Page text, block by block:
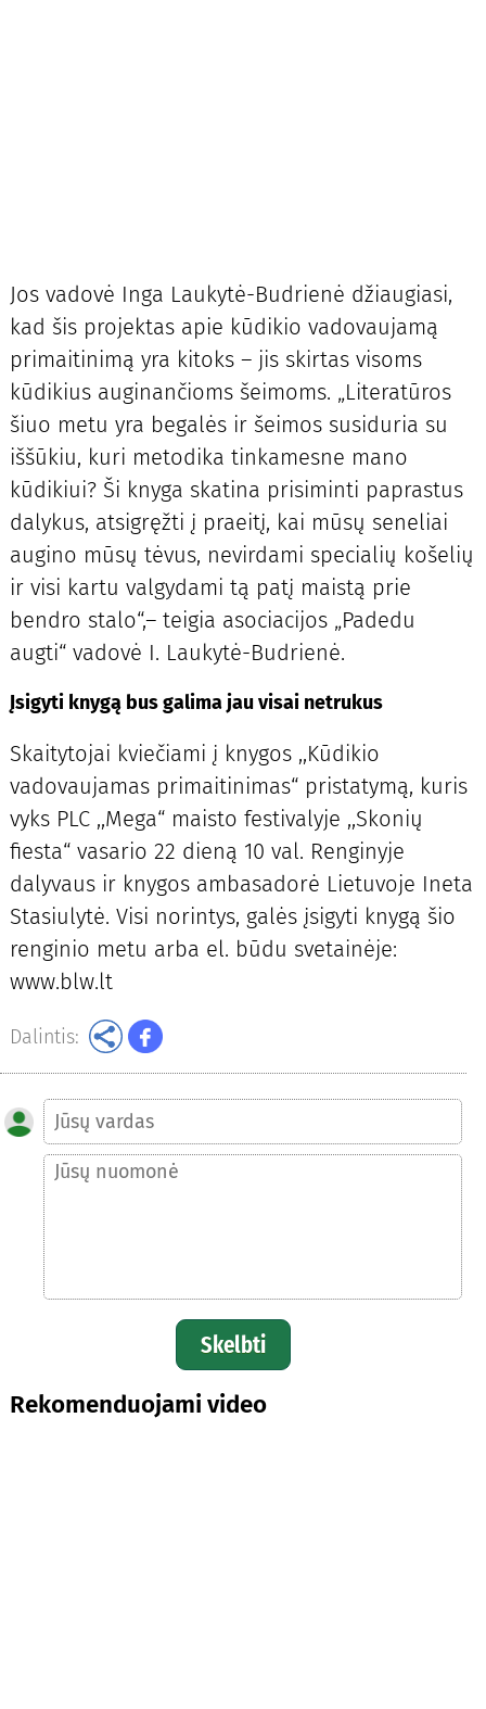
Jos vadovė Inga Laukytė-Budrienė džiaugiasi,
kad šis projektas apie kūdikio vadovaujamą
primaitinimą yra kitoks – jis skirtas visoms
kūdikius auginančioms šeimoms. „Literatūros
šiuo metu yra begalės ir šeimos susiduria su
iššūkiu, kuri metodika tinkamesne mano
kūdikiui? Ši knyga skatina prisiminti paprastus
dalykus, atsigręžti į praeitį, kai mūsų seneliai
augino mūsų tėvus, nevirdami specialių košelių
ir visi kartu valgydami tą patį maistą prie
bendro stalo“,– teigia asociacijos „Padedu
augti“ vadovė I. Laukytė-Budrienė.
Įsigyti knygą bus galima jau visai netrukus
Skaitytojai kviečiami į knygos ,,Kūdikio
vadovaujamas primaitinimas“ pristatymą, kuris
vyks PLC ,,Mega“ maisto festivalyje ,,Skonių
fiesta“ vasario 22 dieną 10 val. Renginyje
dalyvaus ir knygos ambasadorė Lietuvoje Ineta
Stasiulytė. Visi norintys, galės įsigyti knygą šio
renginio metu arba el. būdu svetainėje:
www.blw.lt
Dalintis:
Skelbti
Rekomenduojami video